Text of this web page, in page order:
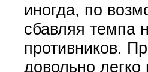
иногда, по
сбавляя темпа
противников.
довольно легко